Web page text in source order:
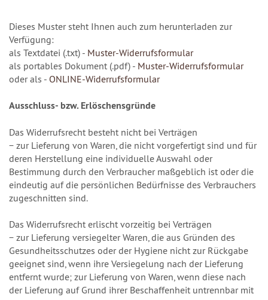
Dieses Muster steht Ihnen auch zum herunterladen zur
Verfügung:
als Textdatei (.txt) - Muster-Widerrufsformular
als portables Dokument (.pdf) - Muster-Widerrufsformular
oder als - ONLINE-Widerrufsformular
Ausschluss- bzw. Erlöschensgründe
Das Widerrufsrecht besteht nicht bei Verträgen
− zur Lieferung von Waren, die nicht vorgefertigt sind und für
deren Herstellung eine individuelle Auswahl oder
Bestimmung durch den Verbraucher maßgeblich ist oder die
eindeutig auf die persönlichen Bedürfnisse des Verbrauchers
zugeschnitten sind.
Das Widerrufsrecht erlischt vorzeitig bei Verträgen
− zur Lieferung versiegelter Waren, die aus Gründen des
Gesundheitsschutzes oder der Hygiene nicht zur Rückgabe
geeignet sind, wenn ihre Versiegelung nach der Lieferung
entfernt wurde; zur Lieferung von Waren, wenn diese nach
der Lieferung auf Grund ihrer Beschaffenheit untrennbar mit